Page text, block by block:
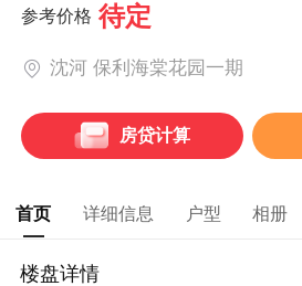
参考价格 待定
沈河 保利海棠花园一期
房贷计算
首页 详细信息 户型 相册
楼盘详情